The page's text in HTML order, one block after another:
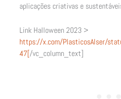
aplicações criativas e
Link Halloween 2023 >
https://x.com/PlasticosAlser/
47[/vc_column_text]